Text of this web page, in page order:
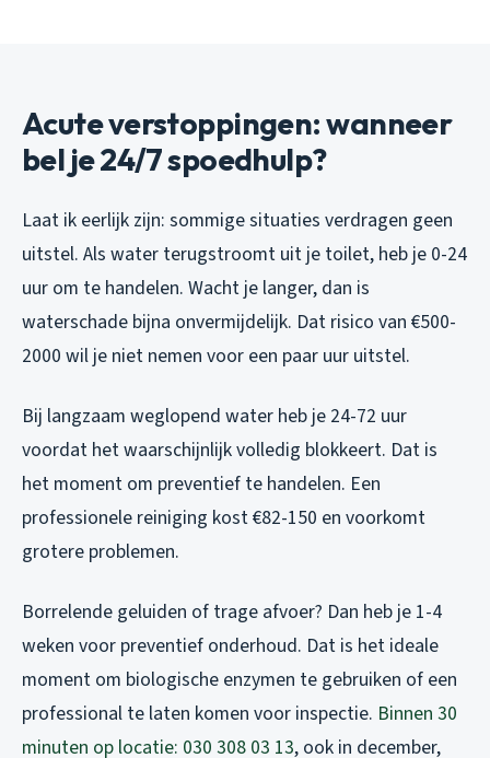
Acute verstoppingen: wanneer
bel je 24/7 spoedhulp?
Laat ik eerlijk zijn: sommige situaties verdragen geen
uitstel. Als water terugstroomt uit je toilet, heb je 0-24
uur om te handelen. Wacht je langer, dan is
waterschade bijna onvermijdelijk. Dat risico van €500-
2000 wil je niet nemen voor een paar uur uitstel.
Bij langzaam weglopend water heb je 24-72 uur
voordat het waarschijnlijk volledig blokkeert. Dat is
het moment om preventief te handelen. Een
professionele reiniging kost €82-150 en voorkomt
grotere problemen.
Borrelende geluiden of trage afvoer? Dan heb je 1-4
weken voor preventief onderhoud. Dat is het ideale
moment om biologische enzymen te gebruiken of een
professional te laten komen voor inspectie. Binnen 30
minuten op locatie: 030 308 03 13, ook in december,